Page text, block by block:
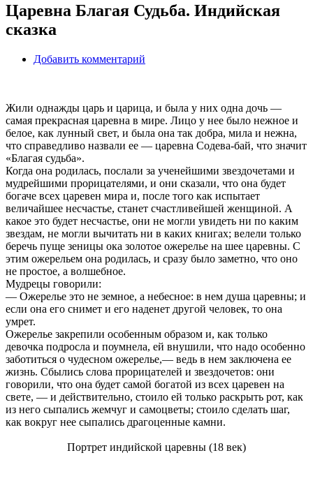
Царевна Благая Судьба. Индийская
сказка
Добавить комментарий
Жили однажды царь и царица, и была у них одна дочь —
самая прекрасная царевна в мире. Лицо у нее было нежное и
белое, как лунный свет, и была она так добра, мила и нежна,
что справедливо назвали ее — царевна Содева-бай, что значит
«Благая судьба».
Когда она родилась, послали за ученейшими звездочетами и
мудрейшими прорицателями, и они сказали, что она будет
богаче всех царевен мира и, после того как испытает
величайшее несчастье, станет счастливейшей женщиной. А
какое это будет несчастье, они не могли увидеть ни по каким
звездам, не могли вычитать ни в каких книгах; велели только
беречь пуще зеницы ока золотое ожерелье на шее царевны. С
этим ожерельем она родилась, и сразу было заметно, что оно
не простое, а волшебное.
Мудрецы говорили:
— Ожерелье это не земное, а небесное: в нем душа царевны; и
если она его снимет и его наденет другой человек, то она
умрет.
Ожерелье закрепили особенным образом и, как только
девочка подросла и поумнела, ей внушили, что надо особенно
заботиться о чудесном ожерелье,— ведь в нем заключена ее
жизнь. Сбылись слова прорицателей и звездочетов: они
говорили, что она будет самой богатой из всех царевен на
свете, — и действительно, стоило ей только раскрыть рот, как
из него сыпались жемчуг и самоцветы; стоило сделать шаг,
как вокруг нее сыпались драгоценные камни.
Портрет индийской царевны (18 век)